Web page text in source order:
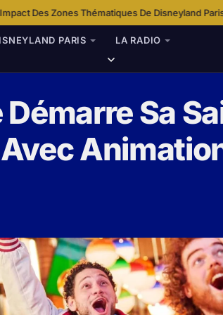
De Disneyland Paris Sur L’expérience
PARIS LA RADIO
Sa